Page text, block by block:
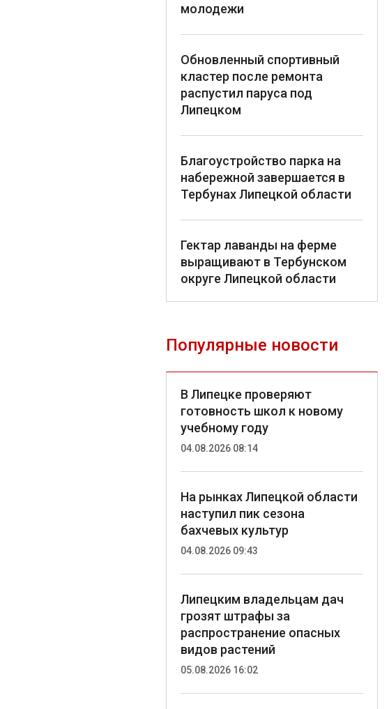
молодежи
Обновленный спортивный
кластер после ремонта
распустил паруса под
Липецком
Благоустройство парка на
набережной завершается в
Тербунах Липецкой области
Гектар лаванды на ферме
выращивают в Тербунском
округе Липецкой области
Популярные новости
В Липецке проверяют
готовность школ к новому
учебному году
04.08.2026 08:14
На рынках Липецкой области
наступил пик сезона
бахчевых культур
04.08.2026 09:43
Липецким владельцам дач
грозят штрафы за
распространение опасных
видов растений
05.08.2026 16:02